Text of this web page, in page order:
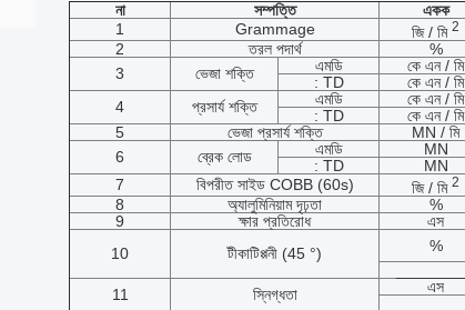
না সম্পত্তি একক
1
Grammage জি / মি 2
2
তরল পদার্থ %
3
ভেজা শক্তি এমডি কে এন / মি
: TD
কে এন / মি
4
প্রসার্য শক্তি এমডি কে এন / মি
: TD
কে এন / মি
5
ভেজা প্রসার্য শক্তি MN / মি
6
ব্রেক লোড এমডি MN
: TD
MN
7
বিপরীত সাইড COBB (60s) জি / মি 2
8
অ্যালুমিনিয়াম দৃঢ়তা %
9
ক্ষার প্রতিরোধ এস
10
টীকাটিপ্পনী (45 °) %
11
স্নিগ্ধতা এস